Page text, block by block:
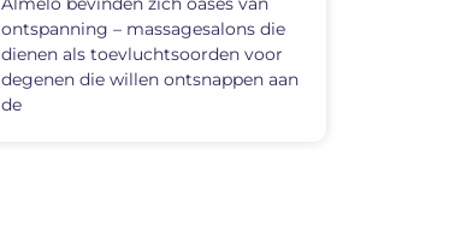
ontspanning – massagesalons die
dienen als toevluchtsoorden voor
degenen die willen ontsnappen aan
de